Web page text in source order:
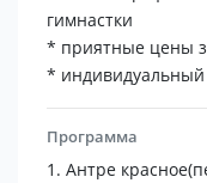
гимнастки
* приятные цены
* индивидуальный
Программа
1. Антре